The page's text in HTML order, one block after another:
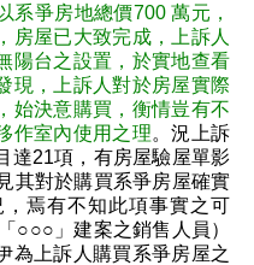
系爭房地總價700 萬元，
房屋已大致完成，上訴人
陽台之設置，於實地查看
現，上訴人對於房屋實際
始決意購買，衡情豈有不
作室內使用之理。況上訴
達21項，有房屋驗屋單影
其對於購買系爭房屋確實
焉有不知此項事實之可
○○○」建案之銷售人員）
為上訴人購買系爭房屋之